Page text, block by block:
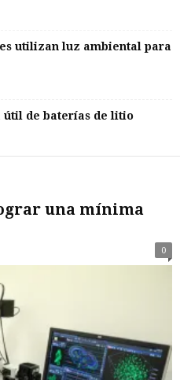
utilizan luz ambiental para
útil de baterías de litio
una mínima
0